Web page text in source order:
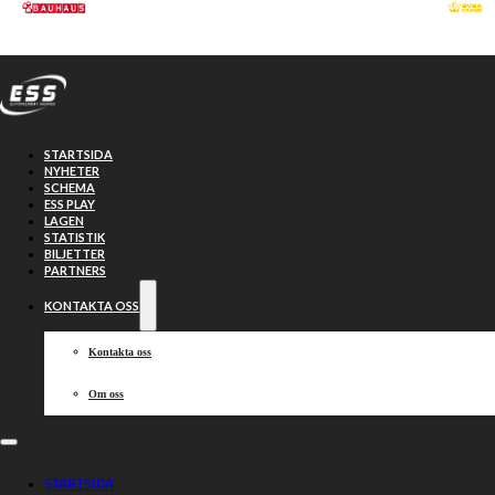
Hoppa till huvudinnehåll
STARTSIDA
NYHETER
SCHEMA
ESS PLAY
LAGEN
STATISTIK
BILJETTER
PARTNERS
KONTAKTA OSS
Kontakta oss
Om oss
STARTSIDA
Speedway